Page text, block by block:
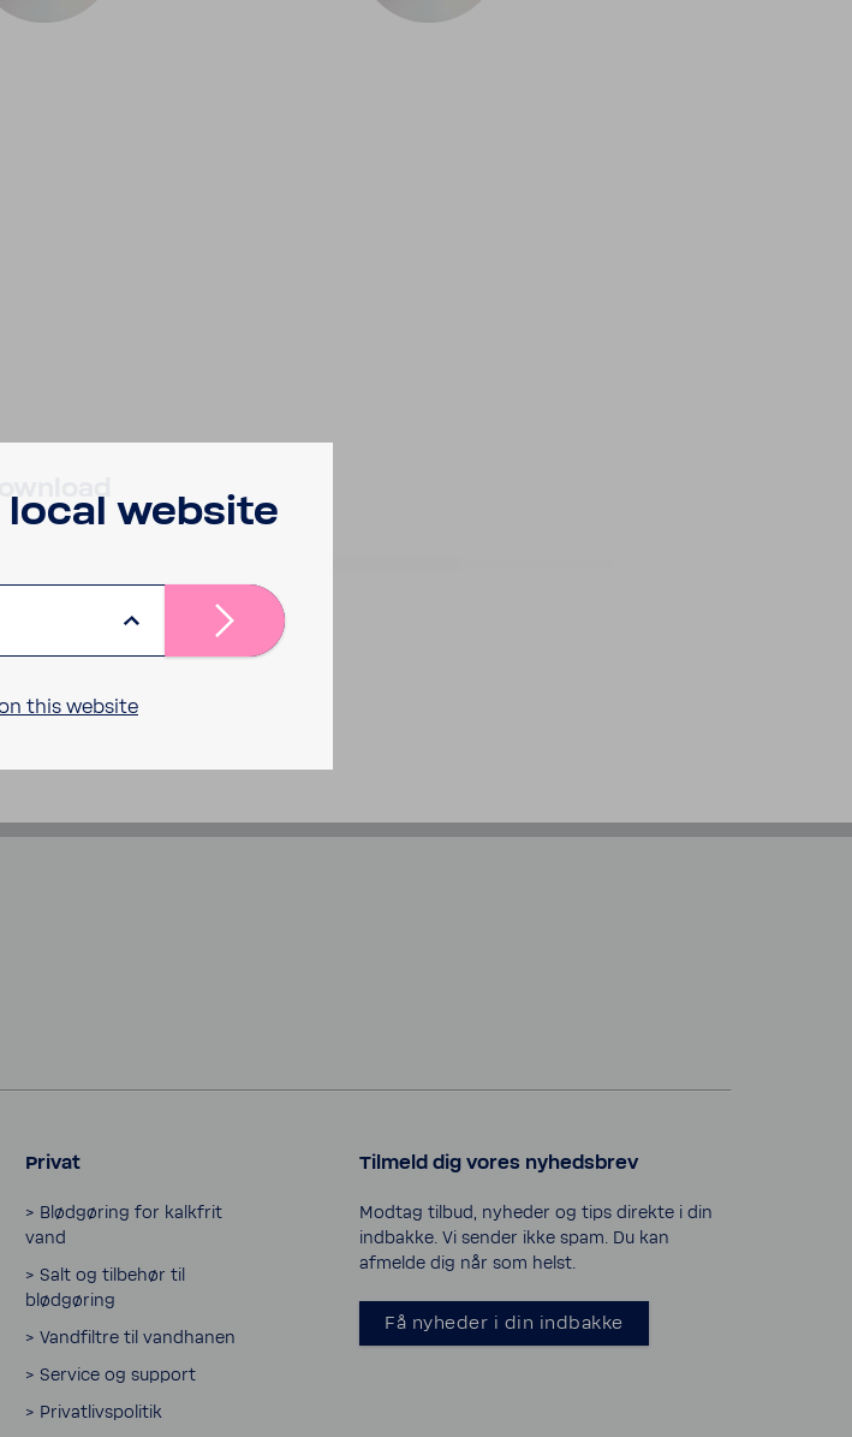
Privat
> Blødgøring for kalk­frit
vand
> Salt og tilbehør til
blødgøring
> Vand­filtre til vand­hanen
> Service og support
> Privatlivspolitik
Tilmeld dig vores nyheds­brev
Modtag tilbud, nyheder og tips direkte i din
indbakke. Vi sender ikke spam. Du kan
afmelde dig når som helst.
Få nyheder i din indbakke
local website
this website